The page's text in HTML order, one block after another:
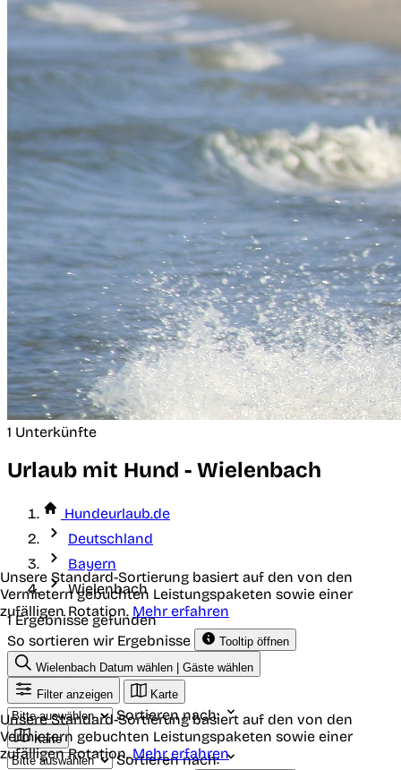
1 Unterkünfte
Urlaub mit Hund - Wielenbach
Hundeurlaub.de
Deutschland
Bayern
Wielenbach
1 Ergebnisse gefunden
So sortieren wir Ergebnisse
Tooltip öffnen
Unsere Standard-Sortierung basiert auf den von den
Vermietern gebuchten Leistungspaketen sowie einer
zufälligen Rotation. Mehr erfahren
Wielenbach Datum wählen | Gäste wählen
Filter anzeigen
Karte
Sortieren nach:
Karte
Sortieren nach:
Unsere Standard-Sortierung basiert auf den von den
Vermietern gebuchten Leistungspaketen sowie einer
zufälligen Rotation.Mehr erfahren